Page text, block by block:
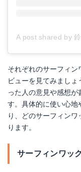
それぞれのサーフィン
ビューを見てみまし
った人の意見や感想が
す。具体的に使い心地
り、どのサーフィン
ります。
サーフィンワッ